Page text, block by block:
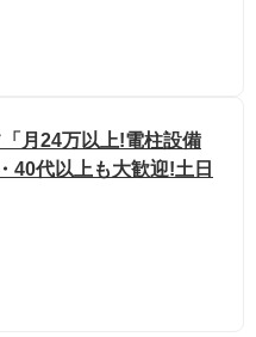
月24万以上!電柱設備
40代以上も大歓迎!土日